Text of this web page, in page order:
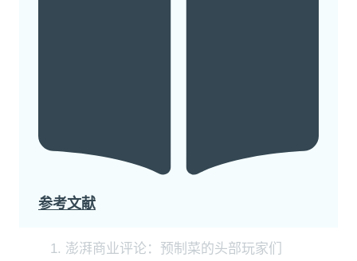
参考文献
澎湃商业评论：预制菜的头部玩家们